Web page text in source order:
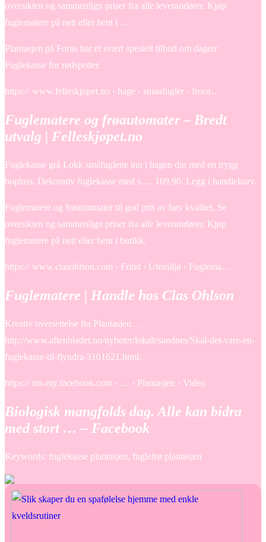
oversikten og sammenlign priser fra alle leverandører. Kjøp
fuglematere på nett eller hent i …
Plantasjen på Forus har et svært spesielt tilbud om dagen:
Fuglekasse for rødspetter.
https:// www.felleskjopet.no › hage › smaafugler › froea…
Fuglematere og frøautomater – Bredt
utvalg | Felleskjøpet.no
Fuglekasse grå Lokk småfuglene inn i hagen din med en trygg
boplass. Dekorativ fuglekasse med s…. 169,90. Legg i handlekurv.
Fuglematere og frøautomater til god pris av høy kvalitet. Se
oversikten og sammenlign priser fra alle leverandører. Kjøp
fuglematere på nett eller hent i butikk.
https:// www.clasohlson.com › Fritid › Utemiljø › Fuglema…
Fuglematere | Handle hos Clas Ohlson
Kreativ oversettelse fra Plantasjen…
http://www.aftenbladet.no/nyheter/lokalt/sandnes/Skal-det-vare-en-
fuglekasse-til-flyndra-3101621.html.
https:// ms-my.facebook.com › … › Plantasjen › Video
Biologisk mangfolds dag. Alle kan bidra
med stort … – Facebook
Keywords: fuglekasse plantasjen, fuglefrø plantasjen